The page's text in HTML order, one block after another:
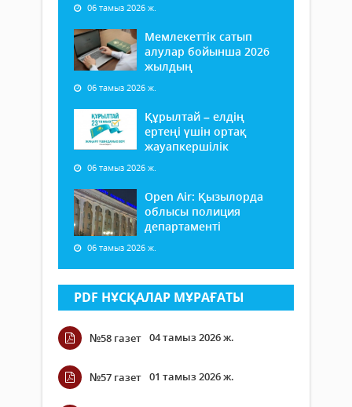
06 тамыз 2026 ж.
Мемлекеттік сатып
алулар бойынша 2026
жылдың
06 тамыз 2026 ж.
Құрылтай – елдің
ертеңі үшін ортақ
жауапкершілік
06 тамыз 2026 ж.
Open Air: Қызылорда
облысы полиция
департаменті
06 тамыз 2026 ж.
PDF НҰСҚАЛАР МҰРАҒАТЫ
№58 газет 04 тамыз 2026 ж.
№57 газет 01 тамыз 2026 ж.